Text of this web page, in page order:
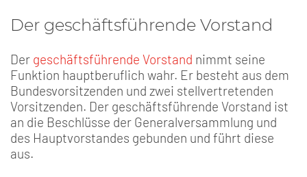
Der geschäftsführende Vorstand
Der geschäftsführende Vorstand nimmt seine
Funktion hauptberuflich wahr. Er besteht aus dem
Bundesvorsitzenden und zwei stellvertretenden
Vorsitzenden. Der geschäftsführende Vorstand ist
an die Beschlüsse der Generalversammlung und
des Hauptvorstandes gebunden und führt diese
aus.